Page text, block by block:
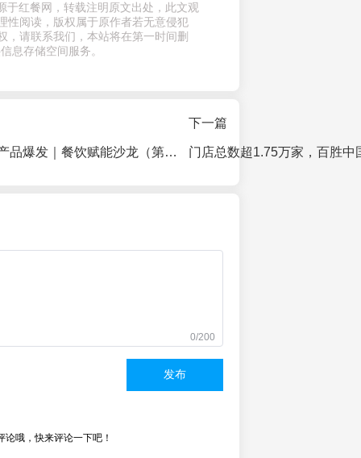
于红餐网，转载注明原文出处，此文观
性阅读，版权属于原作者若无意侵犯
，请联系我们，本站将在第一时间删
息存储空间服务。
菜单重构，驱动产品爆发｜餐饮赋能沙龙（第三期）火热招募中！
下一篇
门店总数超1.75万家，百胜中
0/200
发布
论哦，快来评论一下吧！